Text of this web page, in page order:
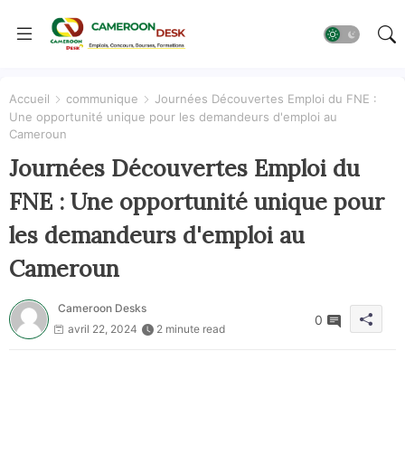
Accueil communique
Journées Découvertes Emploi du FNE :
Une opportunité unique pour les demandeurs d'emploi au
Cameroun
Journées Découvertes Emploi du
FNE : Une opportunité unique pour
les demandeurs d'emploi au
Cameroun
Cameroon Desks
avril 22, 2024
2 minute read
0